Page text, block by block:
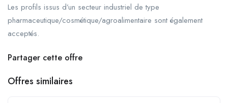
Les profils issus d’un secteur industriel de type
pharmaceutique/cosmétique/agroalimentaire sont également
acceptés.
Partager cette offre
Offres similaires